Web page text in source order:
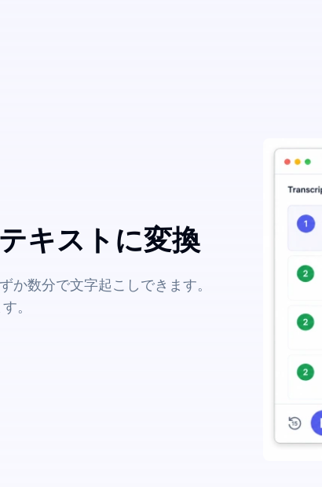
キストに変換
か数分で文字起こしできます。
。